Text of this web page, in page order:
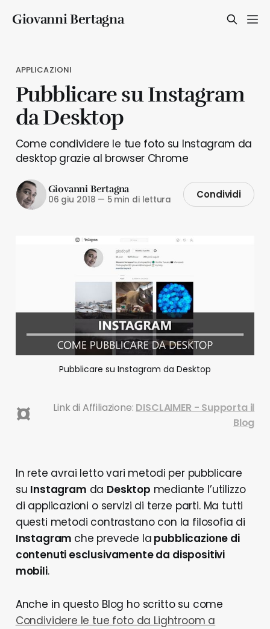
Giovanni Bertagna
APPLICAZIONI
Pubblicare su Instagram
da Desktop
Come condividere le tue foto su Instagram da
desktop grazie al browser Chrome
Giovanni Bertagna
06 giu 2018 — 5 min di lettura Condividi
Pubblicare su Instagram da Desktop
¤ Link di Affiliazione: DISCLAIMER - Supporta il
Blog
In rete avrai letto vari metodi per pubblicare
su Instagram da Desktop mediante l’utilizzo
di applicazioni o servizi di terze parti. Ma tutti
questi metodi contrastano con la filosofia di
Instagram che prevede la pubblicazione di
contenuti esclusivamente da dispositivi
mobili.
Anche in questo Blog ho scritto su come
Condividere le tue foto da Lightroom a